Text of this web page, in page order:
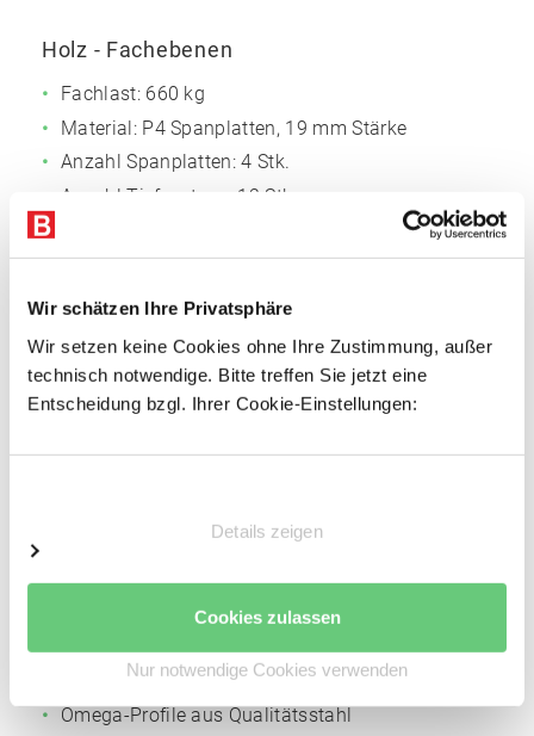
Wir schätzen Ihre Privatsphäre
Wir setzen keine Cookies ohne Ihre Zustimmung, außer
technisch notwendige. Bitte treffen Sie jetzt eine
Entscheidung bzgl. Ihrer Cookie-Einstellungen:
Details zeigen
Cookies zulassen
Nur notwendige Cookies verwenden
Holz - Fachebenen
Fachlast: 660 kg
Material: P4 Spanplatten, 19 mm Stärke
Anzahl Spanplatten: 4 Stk.
Anzahl Tiefenstege: 12 Stk.
Je 2 Auflageträger pro Fachebene
Kaltgeformte Z-Profile
Auflageträger aus hochwertigem Stahl
Inkl. Sicherungsstiften gegen unbeabsichtigtes
Anzahl Rahmen: 1 Stk.
Omega-Profile aus Qualitätsstahl